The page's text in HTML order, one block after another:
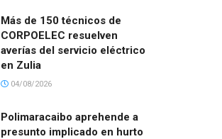
Más de 150 técnicos de
CORPOELEC resuelven
averías del servicio eléctrico
en Zulia
04/08/2026
Polimaracaibo aprehende a
presunto implicado en hurto